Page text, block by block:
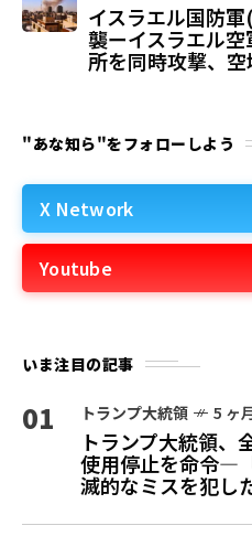
イスラエル国防
襲ーイスラエル
所を同時攻撃、
"あな知ら"をフォローしよう
X Network
Youtube
いま注目の記事
01 トランプ大統領 5 ヶ
トランプ大統領
使用停止を命令—
滅的なミスを犯した